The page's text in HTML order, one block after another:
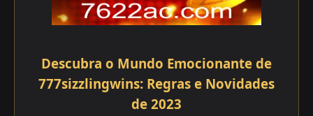
Descubra o Mundo Emocionante de
777sizzlingwins: Regras e Novidades
de 2023